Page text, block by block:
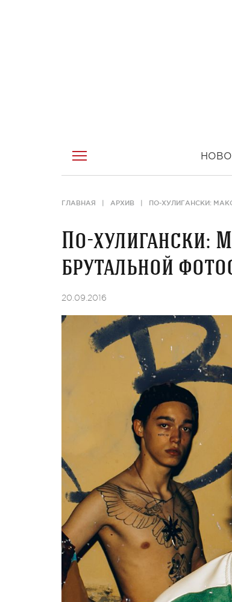
ГЛАВНАЯ АРХИВ ПО-ХУЛИГАНСКИ:
По-хулигански:
брутальной
20.09.2016